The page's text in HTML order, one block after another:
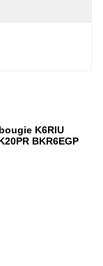
K6RIU
BKR6EGP